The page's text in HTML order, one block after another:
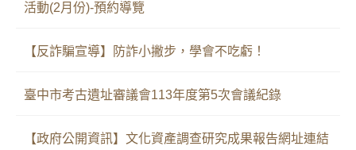
活動(2月份)-預約導覽
【反詐騙宣導】防詐小撇步，學會不吃虧！
臺中市考古遺址審議會113年度第5次會議紀錄
【政府公開資訊】文化資產調查研究成果報告網址連結